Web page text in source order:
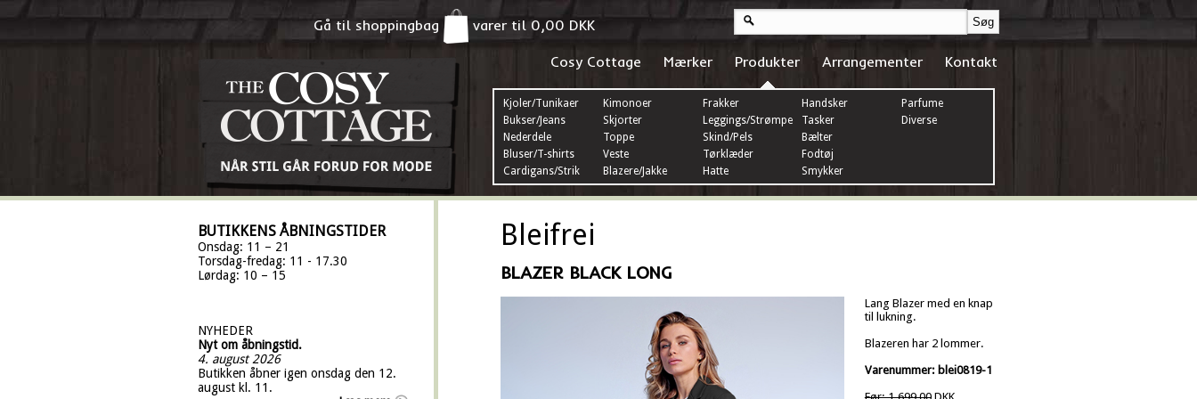
Gå til shoppingbag varer til0,00 DKK
Cosy Cottage Mærker Produkter
Kjoler/Tunikaer
Bukser/Jeans
Nederdele
Bluser/T-shirts
Cardigans/Strik
Kimonoer
Skjorter
Toppe
Veste
Blazere/Jakke
Frakker
Leggings/Strømper
Skind/Pels
Tørklæder
Hatte
Handsker
Tasker
Bælter
Fodtøj
Smykker
Parfume
Diverse
Arrangementer Kontakt
BUTIKKENS ÅBNINGSTIDER
Onsdag: 11 – 21
Torsdag-fredag: 11 - 17.30
Lørdag: 10 – 15
NYHEDER
Nyt om åbningstid.
4. august 2026
Butikken åbner igen onsdag den 12.
august kl. 11.
Bleifrei
BLAZER BLACK LONG
Lang Blazer med en knap
til lukning.
Blazeren har 2 lommer.
Varenummer: blei0819-1